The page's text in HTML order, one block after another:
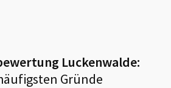
Luckenwalde:
Gründe